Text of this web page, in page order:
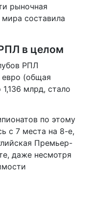
рыночная
составила
в целом
РПЛ
евро (общая
млрд, стало
по этому
с 7 места на 8-е,
Премьер-
даже несмотря